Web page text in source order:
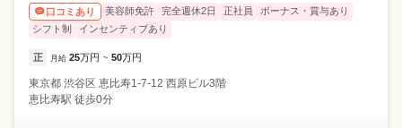
口コミあり 美容師免許 完全週休2日 正社員
ボーナス・賞与あり
シフト制
インセンティブあり
正 月給 25万円 ~ 50万円
東京都 渋谷区 恵比寿1-7-12 西原ビル3階
恵比寿駅 徒歩0分